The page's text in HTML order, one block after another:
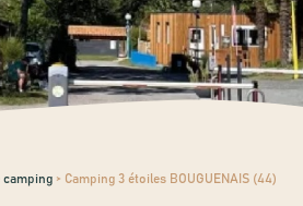
camping > Camping 3 étoiles BOUGUENAIS (44)